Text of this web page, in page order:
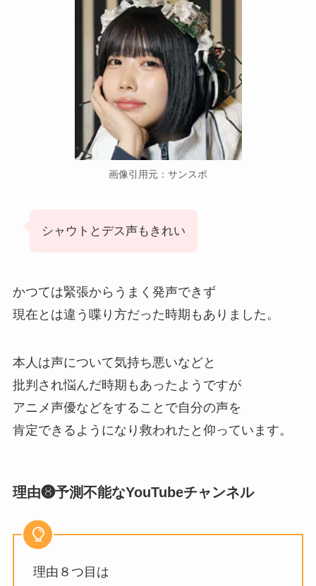
画像引用元：サンスポ
シャウトとデス声もきれい
かつては緊張からうまく発声できず
現在とは違う喋り方だった時期もありました。
本人は声について気持ち悪いなどと
批判され悩んだ時期もあったようですが
アニメ声優などをすることで自分の声を
肯定できるようになり救われたと仰っています。
理由❽予測不能なYouTubeチャンネル
理由８つ目は